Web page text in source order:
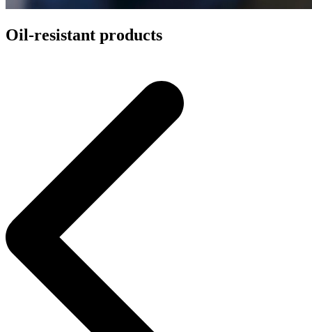
Oil-resistant products